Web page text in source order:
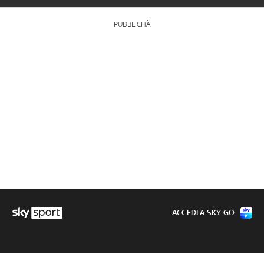
PUBBLICITÀ
ACCEDI A SKY GO